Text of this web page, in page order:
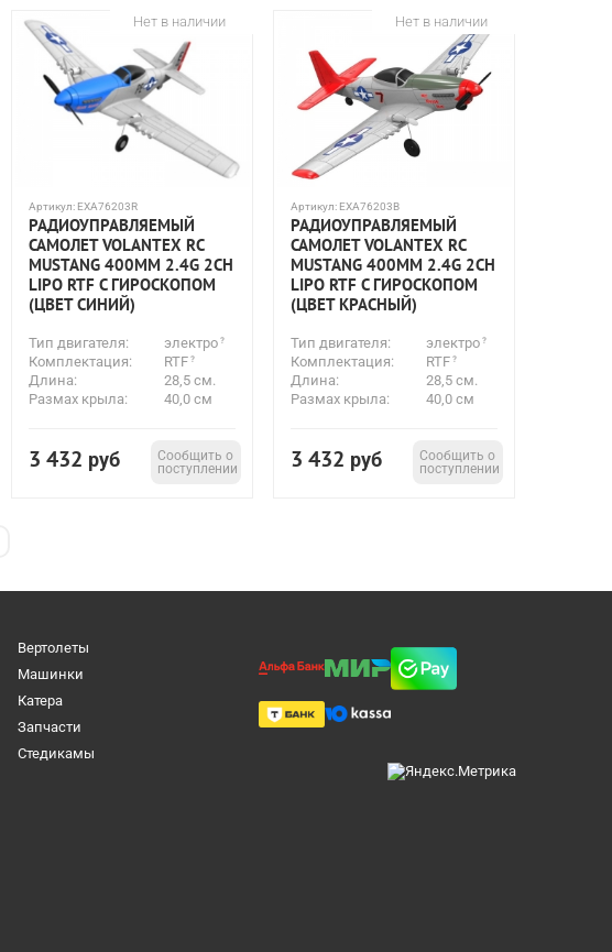
Нет в наличии
Артикул: EXA76203R
РАДИОУПРАВЛЯЕМЫЙ
САМОЛЕТ VOLANTEX RC
MUSTANG 400ММ 2.4G 2CH
LIPO RTF С ГИРОСКОПОМ
(ЦВЕТ СИНИЙ)
Тип двигателя:
электро
Комплектация:
RTF
Длина:
28,5 см.
Размах крыла:
40,0 см
3 432 руб
Сообщить о
поступлении
Нет в наличии
Артикул: EXA76203B
РАДИОУПРАВЛЯЕМЫЙ
САМОЛЕТ VOLANTEX RC
MUSTANG 400ММ 2.4G 2CH
LIPO RTF С ГИРОСКОПОМ
(ЦВЕТ КРАСНЫЙ)
Тип двигателя:
электро
Комплектация:
RTF
Длина:
28,5 см.
Размах крыла:
40,0 см
3 432 руб
Сообщить о
поступлении
Вертолеты
Машинки
Катера
Запчасти
Cтедикамы